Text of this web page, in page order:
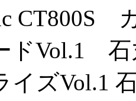
CT800S
ドVol.1
イズVol.1